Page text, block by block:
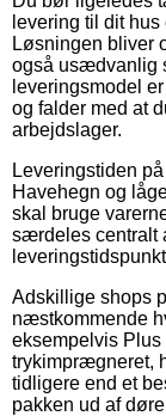
levering til dit
Løsningen bliver
også usædvanlig
leveringsmodel
og falder med at
arbejdslager.
Leveringstiden
Havehegn og
skal bruge
særdeles centralt
Adskillige shops
næstkommende
eksempelvis
trykimprægneret,
tidligere end et
pakken ud af